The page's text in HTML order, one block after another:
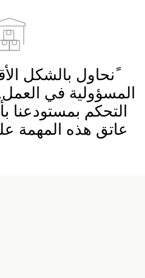
ًنحاول بالشكل
المسؤولية في
التحكم بمستودعنا
عاتق هذه المهمة